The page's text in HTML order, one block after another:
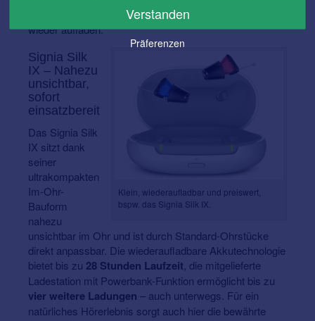
lässt sich das Active Mini IX bis zu drei Mal komplett
wieder aufladen.
Klein, wiederaufladbar und preiswert,
bspw. das Signia Silk IX.
Signia Silk
IX – Nahezu
unsichtbar,
sofort
einsatzbereit
Das Signia Silk
IX sitzt dank
seiner
ultrakompakten
Im-Ohr-
Bauform
nahezu
unsichtbar im Ohr und ist durch Standard-Ohrstücke
direkt anpassbar. Die wiederaufladbare Akkutechnologie
bietet bis zu 28 Stunden Laufzeit , die mitgelieferte
Ladestation mit Powerbank-Funktion ermöglicht bis zu
vier weitere Ladungen – auch unterwegs. Für ein
natürliches Hörerlebnis sorgt auch hier die bewährte
Verstanden
Präferenzen